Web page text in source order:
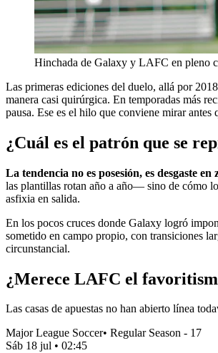
Hinchada de Galaxy y LAFC en pleno
Las primeras ediciones del duelo, allá por
manera casi quirúrgica. En temporadas más
pausa. Ese es el hilo que conviene mirar antes
¿Cuál es el patrón que se
La tendencia no es posesión, es desgaste en
las plantillas rotan año a año— sino de cómo
asfixia en salida.
En los pocos cruces donde Galaxy logró
sometido en campo propio, con transiciones
circunstancial.
¿Merece LAFC el
Las casas de apuestas no han abierto línea
Major League Soccer• Regular Season - 17
Sáb 18 jul • 02:45